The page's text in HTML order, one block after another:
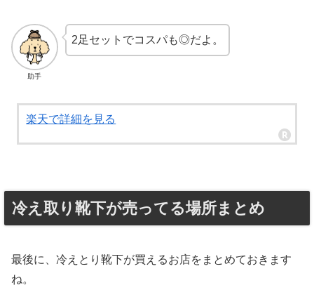
助手
2足セットでコスパも◎だよ。
楽天で詳細を見る
冷え取り靴下が売ってる場所まとめ
最後に、冷えとり靴下が買えるお店をまとめておきます
ね。